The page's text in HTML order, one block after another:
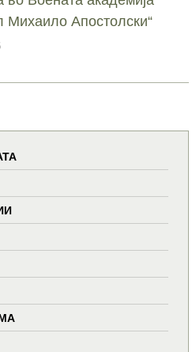
Михаило Апостолски“